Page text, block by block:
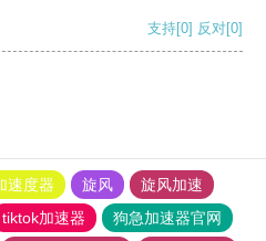
支持[0] 反对[0]
速度器 旋风
旋风加速
tiktok加速器
狗急加速器官网